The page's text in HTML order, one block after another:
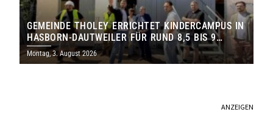
GEMEINDE THOLEY ERRICHTET KINDERCAMPUS IN
HASBORN-DAUTWEILER FÜR RUND 8,5 BIS 9
MILLIONEN EURO
Montag, 3. August 2026
ANZEIGEN